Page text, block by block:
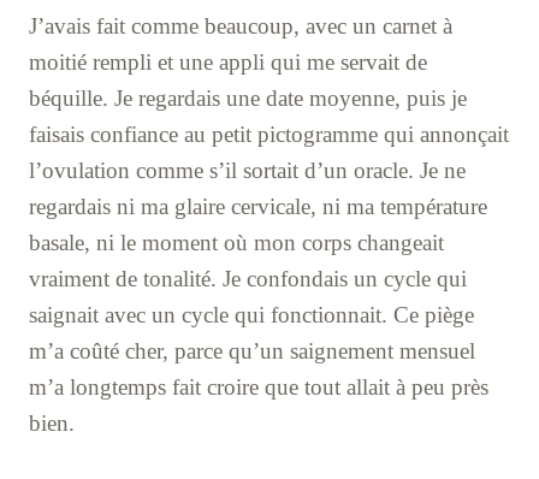
J’avais fait comme beaucoup, avec un carnet à
moitié rempli et une appli qui me servait de
béquille. Je regardais une date moyenne, puis je
faisais confiance au petit pictogramme qui annonçait
l’ovulation comme s’il sortait d’un oracle. Je ne
regardais ni ma glaire cervicale, ni ma température
basale, ni le moment où mon corps changeait
vraiment de tonalité. Je confondais un cycle qui
saignait avec un cycle qui fonctionnait. Ce piège
m’a coûté cher, parce qu’un saignement mensuel
m’a longtemps fait croire que tout allait à peu près
bien.